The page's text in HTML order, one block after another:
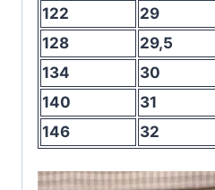
122
29
128
29,5
134
30
140
31
146
32